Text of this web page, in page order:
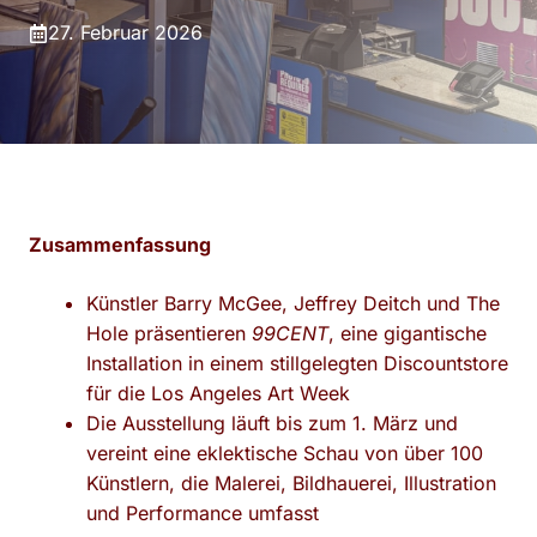
27. Februar 2026
Zusammenfassung
Künstler Barry McGee, Jeffrey Deitch und The
Hole präsentieren 99CENT, eine gigantische
Installation in einem stillgelegten Discountstore
für die Los Angeles Art Week
Die Ausstellung läuft bis zum 1. März und
vereint eine eklektische Schau von über 100
Künstlern, die Malerei, Bildhauerei, Illustration
und Performance umfasst